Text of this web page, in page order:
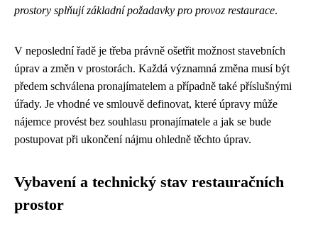
prostory splňují základní požadavky pro provoz restaurace.
V neposlední řadě je třeba právně ošetřit možnost stavebních
úprav a změn v prostorách. Každá významná změna musí být
předem schválena pronajímatelem a případně také příslušnými
úřady. Je vhodné ve smlouvě definovat, které úpravy může
nájemce provést bez souhlasu pronajímatele a jak se bude
postupovat při ukončení nájmu ohledně těchto úprav.
Vybavení a technický stav restauračních
prostor